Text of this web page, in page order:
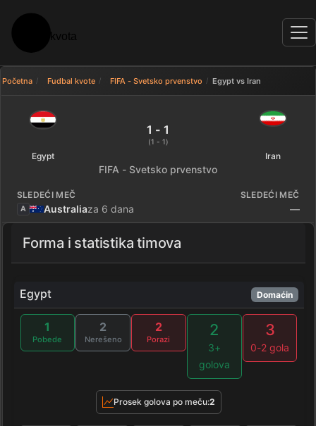
Početna Fudbal kvote FIFA - Svetsko prvenstvo Egypt vs Iran
Egypt 1 - 1 Iran — rezultat
Egypt
1 - 1
(1 - 1)
Iran
FIFA - Svetsko prvenstvo
SLEDEĆI MEČ
A Australiaza 6 dana
SLEDEĆI MEČ
—
Forma i statistika timova
Egypt Domaćin
1
Pobede
2
Nerešeno
2
Porazi
2
3+
golova
3
0-2 gola
Prosek golova po meču:2